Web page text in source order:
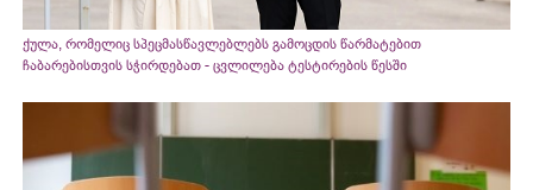
ქულა, რომელიც სპეცმასწავლებლებს გამოცდის წარმატებით
ჩაბარებისთვის სჭირდებათ - ცვლილება ტესტირების წესში